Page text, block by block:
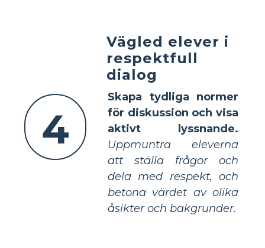
4
Vägled elever i
respektfull
dialog
Skapa tydliga normer
för diskussion och visa
aktivt lyssnande.
Uppmuntra eleverna
att ställa frågor och
dela med respekt, och
betona värdet av olika
åsikter och bakgrunder.